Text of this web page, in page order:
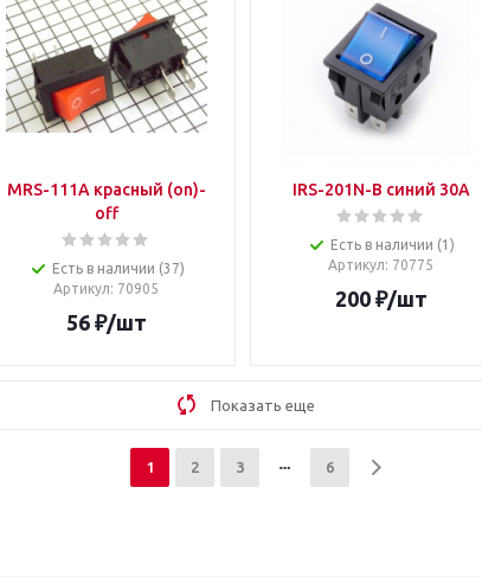
MRS-111A красный (on)-
off
Есть в наличии (37)
Артикул: 70905
56₽/шт
IRS-201N-B синий 30A
Есть в наличии (1)
Артикул: 70775
200₽/шт
Показать еще
1 2 3 6